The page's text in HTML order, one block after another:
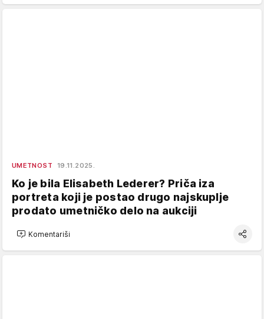
UMETNOST 19.11.2025.
Ko je bila Elisabeth Lederer? Priča iza
portreta koji je postao drugo najskuplje
prodato umetničko delo na aukciji
Komentariši